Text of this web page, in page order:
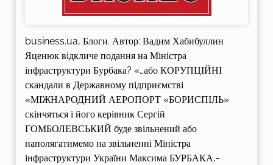
business.ua, Блоги. Автор: Вадим Хабибуллин
Яценюк відкличе подання на Міністра
інфраструктури Бурбака? «…або КОРУПЦІЙНІ
скандали в Державному підприємстві
«МІЖНАРОДНИЙ АЕРОПОРТ «БОРИСПІЛЬ»
скінчяться і його керівник Сергій
ГОМБОЛЕВСЬКИЙ буде звільнений або
наполягатимемо на звільненні Міністра
інфраструктури України Максима БУРБАКА,-